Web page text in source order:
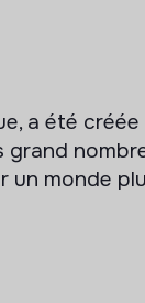
a été
monde